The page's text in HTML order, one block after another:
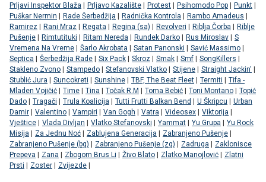
Prljavi Inspektor Blaža | Prljavo Kazalište | Protest | Psihomodo Pop | Punkt |
Puškar Nermin | Rade Šerbedžija | Radnička Kontrola | Rambo Amadeus |
Ramirez | Rani Mraz | Regata | Regina (sa) | Revolveri | Riblja Čorba | Riblje
Pušenje | Rimtutituki | Ritam Nereda | Rundek Darko | Rus Miroslav | S
Vremena Na Vreme | Šarlo Akrobata | Satan Panonski | Savić Massimo |
Septica | Šerbedžija Rade | Six Pack | Skroz | Smak | Smf | SongKillers |
Stakleno Zvono | Stampedo | Stefanovski Vlatko | Stijene | Straight Jackin' |
Stublić Jura | Suncokreti | Sunshine | TBF, The Beat Fleet | Termiti | Tifa -
Mladen Vojičić | Time | Tina | Točak R.M | Toma Bebić | Toni Montano | Topić
Dado | Tragači | Trula Koalicija | Tutti Frutti Balkan Bend | U Škripcu | Urban
Damir | Valentino | Vampiri | Van Gogh | Vatra | Videosex | Viktorija |
Vještice | Vlada Divljan | Vlatko Stefanovski | Yammat | Yu Grupa | Yu Rock
Misija | Za Jednu Noć | Zablujena Generacija | Zabranjeno Pušenje |
Zabranjeno Pušenje (bg) | Zabranjeno Pušenje (zg) | Zadruga | Zaklonisce
Prepeva | Zana | Zbogom Brus Li | Živo Blato | Zlatko Manojlović | Zlatni
Prsti | Zoster | Zvijezde |